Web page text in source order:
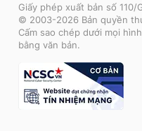
Giấy phép xuất bản số 110/
© 2003-2026 Bản quyền
Cấm sao chép dưới mọi
bằng văn bản.